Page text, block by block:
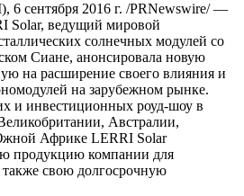
2016 г. /PRNewswire/ —
Solar, ведущий мировой
солнечных модулей со
Сиане, анонсировала новую
на расширение своего влияния и
на зарубежном рынке.
и инвестиционных роуд-шоу в
Австралии,
Африке LERRI Solar
продукцию компании для
свою долгосрочную